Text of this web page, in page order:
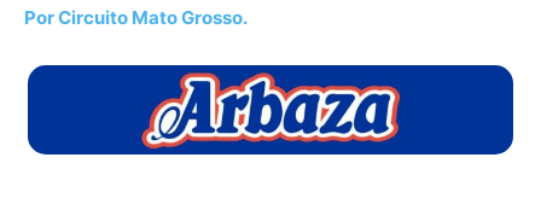
Por Circuito Mato Grosso.